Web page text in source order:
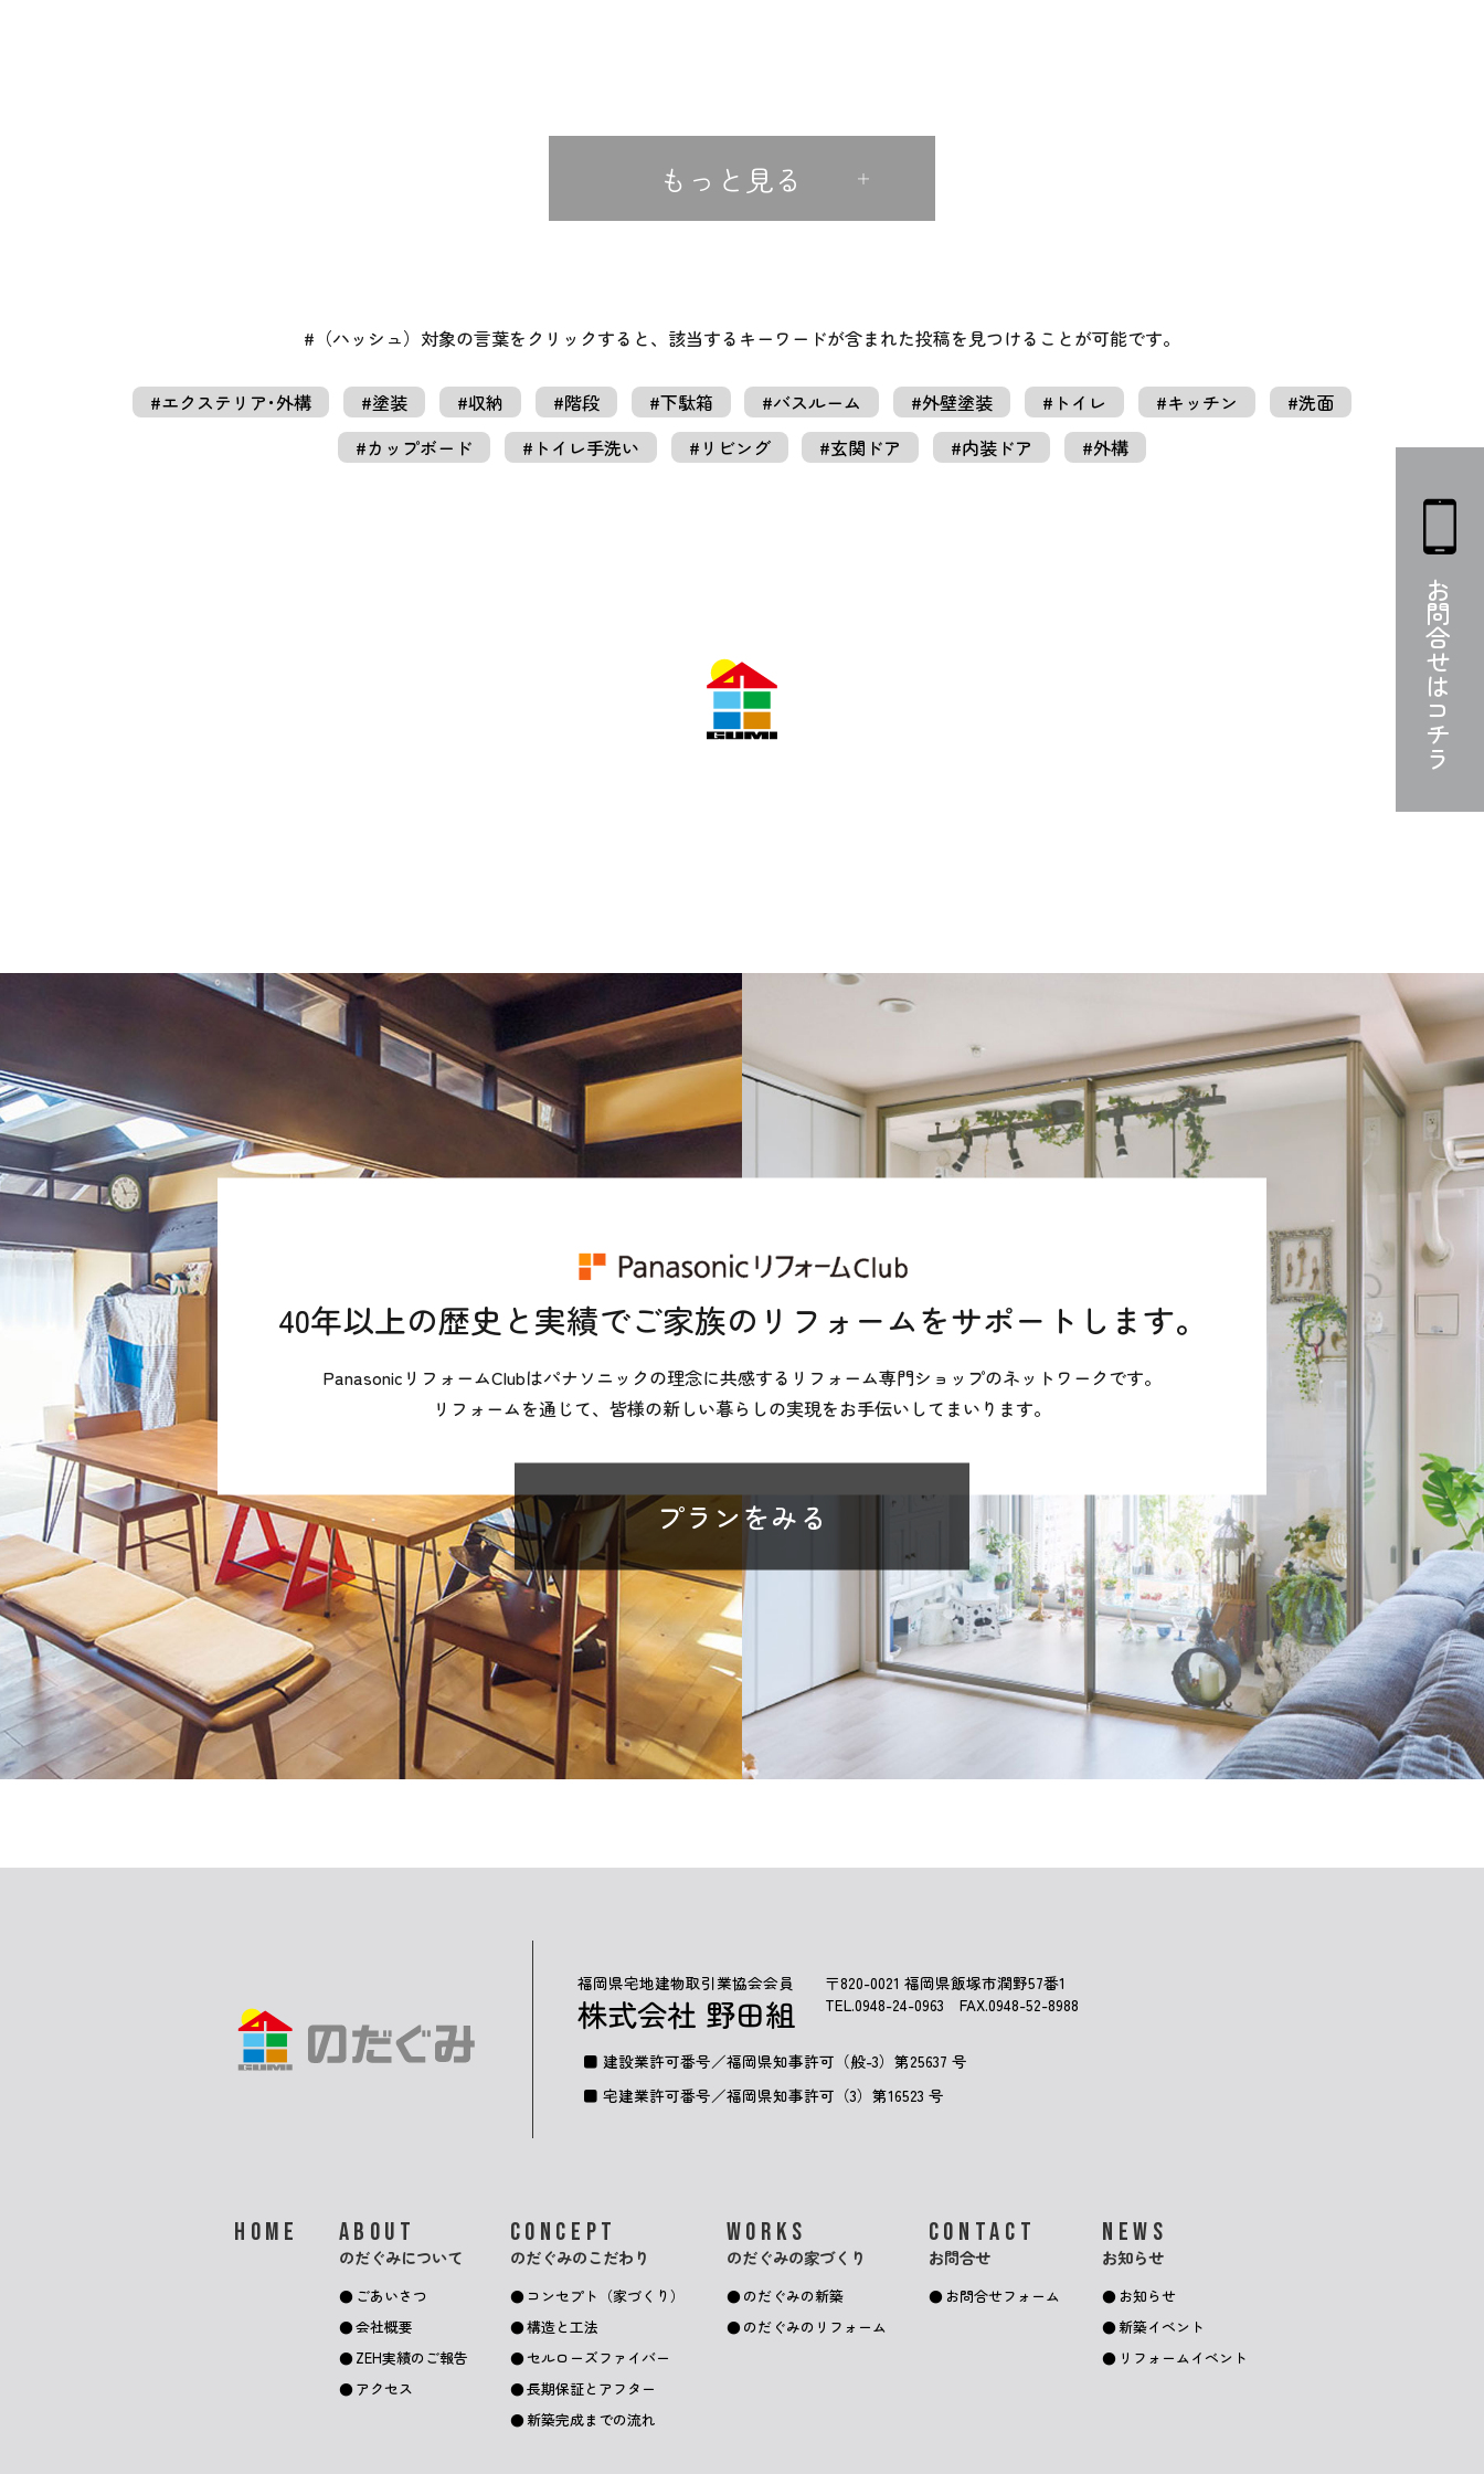
お問合せは
コチラ
もっと見る
#（ハッシュ）対象の言葉をクリックすると、該当するキーワードが含まれた投稿を見つけることが可能です。
#エクステリア･外構 #塗装 #収納 #階段 #下駄箱 #バスルーム #外壁塗装 #トイレ #キッチン
#洗面
#カップボード
#トイレ手洗い #リビング #玄関ドア #内装ドア #外構
40年以上の歴史と実績でご家族のリフォームをサポートします。
PanasonicリフォームClubはパナソニックの理念に共感するリフォーム専門ショップのネットワークです。
リフォームを通じて、皆様の新しい暮らしの実現をお手伝いしてまいります。
プランをみる
福岡県宅地建物取引業協会会員
株式会社 野田組
〒820-0021 福岡県飯塚市潤野57番1
TEL.0948-24-0963 FAX.0948-52-8988
建設業許可番号／福岡県知事許可（般-3）第25637 号
宅建業許可番号／福岡県知事許可（3）第16523 号
HOME ABOUT
のだぐみについて
ごあいさつ
会社概要
ZEH実績のご報告
アクセス
CONCEPT
のだぐみのこだわり
コンセプト（家づくり）
構造と工法
セルローズファイバー
長期保証とアフター
新築完成までの流れ
WORKS
のだぐみの家づくり
のだぐみの新築
のだぐみのリフォーム
CONTACT
お問合せ
お問合せフォーム
NEWS
お知らせ
お知らせ
新築イベント
リフォームイベント